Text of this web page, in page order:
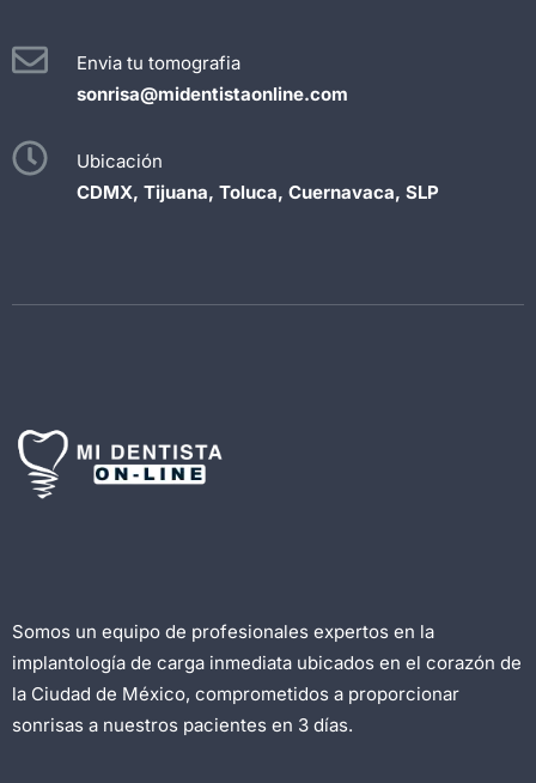
Envia tu tomografia
sonrisa@midentistaonline.com
Ubicación
CDMX, Tijuana, Toluca, Cuernavaca, SLP
Somos un equipo de profesionales expertos en la
implantología de carga inmediata ubicados en el corazón de
la Ciudad de México, comprometidos a proporcionar
sonrisas a nuestros pacientes en 3 días.